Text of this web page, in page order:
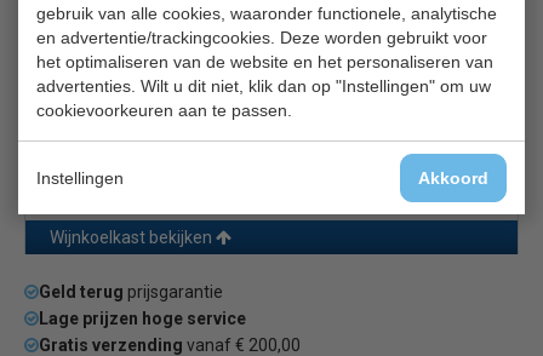
gebruik van alle cookies, waaronder functionele, analytische
en advertentie/trackingcookies. Deze worden gebruikt voor
het optimaliseren van de website en het personaliseren van
advertenties. Wilt u dit niet, klik dan op "Instellingen" om uw
cookievoorkeuren aan te passen.
Instellingen Akkoord
€ 1785,00
€ 1392,00
Wijnkoelkast bekijken
Geld terug prijsgarantie
Lage prijzen hoge service
Gratis verzending vanaf € 200,00